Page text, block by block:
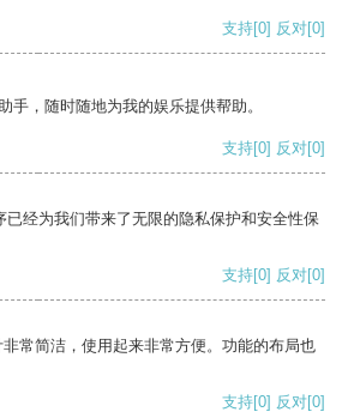
支持[0] 反对[0]
手，随时随地为我的娱乐提供帮助。
支持[0] 反对[0]
经为我们带来了无限的隐私保护和安全性保
支持[0] 反对[0]
常简洁，使用起来非常方便。功能的布局也
支持[0] 反对[0]